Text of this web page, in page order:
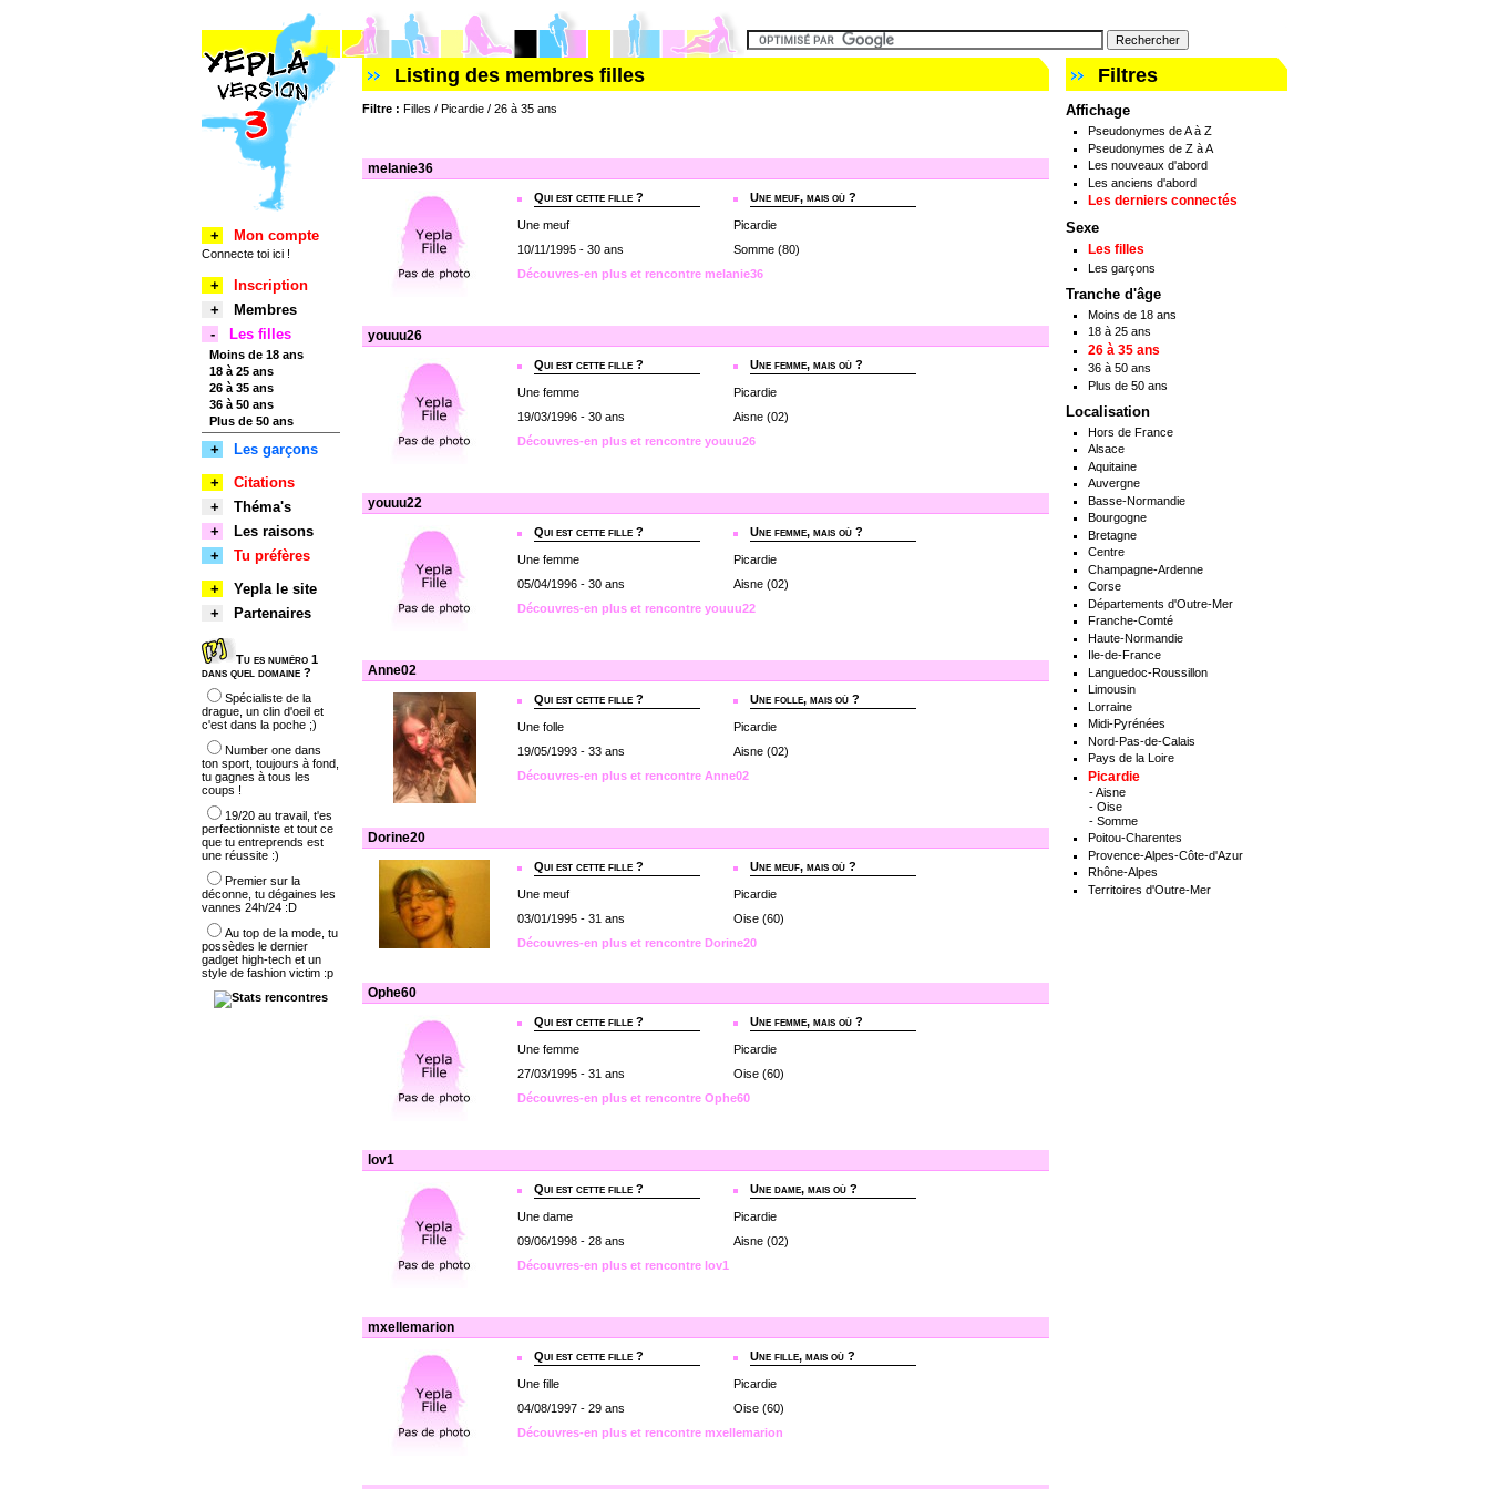
Listing des membres filles
Filtre : Filles / Picardie / 26 à 35 ans
melanie36
Qui est cette fille ?
Une meuf
10/11/1995 - 30 ans
Une meuf, mais où ?
Picardie
Somme (80)
Découvres-en plus et rencontre melanie36
youuu26
Qui est cette fille ?
Une femme
19/03/1996 - 30 ans
Une femme, mais où ?
Picardie
Aisne (02)
Découvres-en plus et rencontre youuu26
youuu22
Qui est cette fille ?
Une femme
05/04/1996 - 30 ans
Une femme, mais où ?
Picardie
Aisne (02)
Découvres-en plus et rencontre youuu22
Anne02
Qui est cette fille ?
Une folle
19/05/1993 - 33 ans
Une folle, mais où ?
Picardie
Aisne (02)
Découvres-en plus et rencontre Anne02
Dorine20
Qui est cette fille ?
Une meuf
03/01/1995 - 31 ans
Une meuf, mais où ?
Picardie
Oise (60)
Découvres-en plus et rencontre Dorine20
Ophe60
Qui est cette fille ?
Une femme
27/03/1995 - 31 ans
Une femme, mais où ?
Picardie
Oise (60)
Découvres-en plus et rencontre Ophe60
lov1
Qui est cette fille ?
Une dame
09/06/1998 - 28 ans
Une dame, mais où ?
Picardie
Aisne (02)
Découvres-en plus et rencontre lov1
mxellemarion
Qui est cette fille ?
Une fille
04/08/1997 - 29 ans
Une fille, mais où ?
Picardie
Oise (60)
Découvres-en plus et rencontre mxellemarion
Filtres
Affichage
Pseudonymes de A à Z
Pseudonymes de Z à A
Les nouveaux d'abord
Les anciens d'abord
Les derniers connectés
Sexe
Les filles
Les garçons
Tranche d'âge
Moins de 18 ans
18 à 25 ans
26 à 35 ans
36 à 50 ans
Plus de 50 ans
Localisation
Hors de France
Alsace
Aquitaine
Auvergne
Basse-Normandie
Bourgogne
Bretagne
Centre
Champagne-Ardenne
Corse
Départements d'Outre-Mer
Franche-Comté
Haute-Normandie
Ile-de-France
Languedoc-Roussillon
Limousin
Lorraine
Midi-Pyrénées
Nord-Pas-de-Calais
Pays de la Loire
Picardie
-Aisne
- Oise
- Somme
Poitou-Charentes
Provence-Alpes-Côte-d'Azur
Rhône-Alpes
Territoires d'Outre-Mer
+ Mon compte
Connecte toi ici !
+
Inscription
+
Membres
-
Les filles
Moins de 18 ans
18 à 25 ans
26 à 35 ans
36 à 50 ans
Plus de 50 ans
+
Les garçons
+
Citations
+
Théma's
+
Les raisons
+
Tu préfères
+
Yepla le site
+
Partenaires
Tu es numéro 1
dans quel domaine ?
Spécialiste de la
drague, un clin d'oeil et
c'est dans la poche ;)
Number one dans
ton sport, toujours à fond,
tu gagnes à tous les
coups !
19/20 au travail, t'es
perfectionniste et tout ce
que tu entreprends est
une réussite :)
Premier sur la
déconne, tu dégaines les
vannes 24h/24 :D
Au top de la mode, tu
possèdes le dernier
gadget high-tech et un
style de fashion victim :p